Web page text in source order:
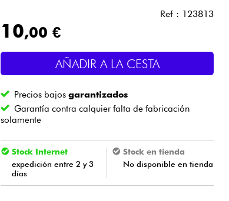
Nederland
Sistemas de Sonido
Vientos
Cables & Acces.
Ref : 123813
10,00 €
AÑADIR A LA CESTA
Precios bajosgarantizados
Garantía contra calquier falta de fabricación
solamente
Stock Internet
expedición entre 2 y 3
días
Stock en tienda
No disponible en tienda